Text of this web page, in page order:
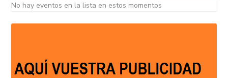
No hay eventos en la lista en estos momentos